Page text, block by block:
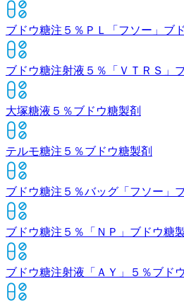
ブドウ糖注５％ＰＬ「フソー」 ブ
ブドウ糖注射液５％「ＶＴＲＳ」
大塚糖液５％ブドウ糖製剤
テルモ糖注５％ブドウ糖製剤
ブドウ糖注５％バッグ「フソー」
ブドウ糖注５％「ＮＰ」 ブドウ糖
ブドウ糖注射液「ＡＹ」５％ブド